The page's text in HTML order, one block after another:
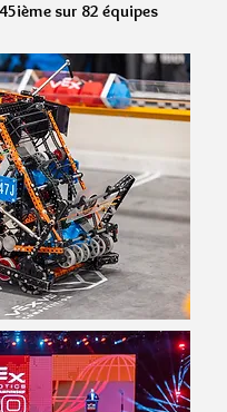
sur 82 équipes